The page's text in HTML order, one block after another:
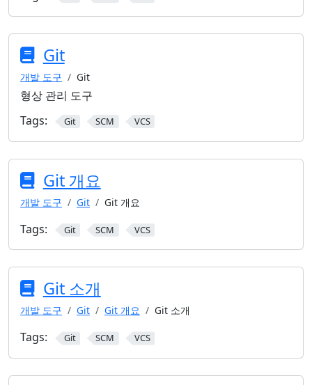
Git
개발 도구 Git
형상 관리 도구
Tags:
Git SCM VCS
Git 개요
개발 도구 Git Git 개요
Tags: Git SCM VCS
Git 소개
개발 도구 Git Git 개요 Git 소개
Tags: Git SCM VCS